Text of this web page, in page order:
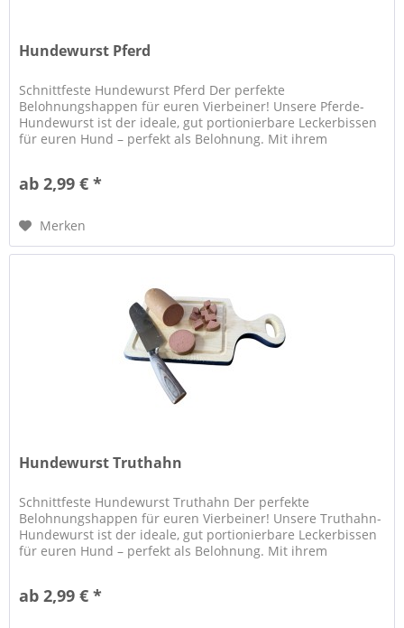
Hundewurst Pferd
Schnittfeste Hundewurst Pferd Der perfekte
Belohnungshappen für euren Vierbeiner! Unsere Pferde-
Hundewurst ist der ideale, gut portionierbare Leckerbissen
für euren Hund – perfekt als Belohnung. Mit ihrem
ab 2,99 € *
Merken
Hundewurst Truthahn
Schnittfeste Hundewurst Truthahn Der perfekte
Belohnungshappen für euren Vierbeiner! Unsere Truthahn-
Hundewurst ist der ideale, gut portionierbare Leckerbissen
für euren Hund – perfekt als Belohnung. Mit ihrem
ab 2,99 € *